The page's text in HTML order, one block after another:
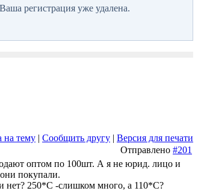
регистрация уже удалена.
на тему | Сообщить другу | Версия для печати
Отправлено #201
оптом по 100шт. А я не юрид. лицо и
покупали.
нет? 250*С -слишком много, а 110*С?